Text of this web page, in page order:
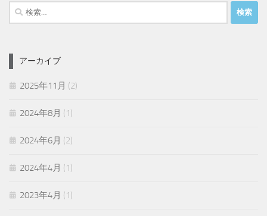
検
索:
アーカイブ
2025年11月 (2)
2024年8月 (1)
2024年6月 (2)
2024年4月 (1)
2023年4月 (1)